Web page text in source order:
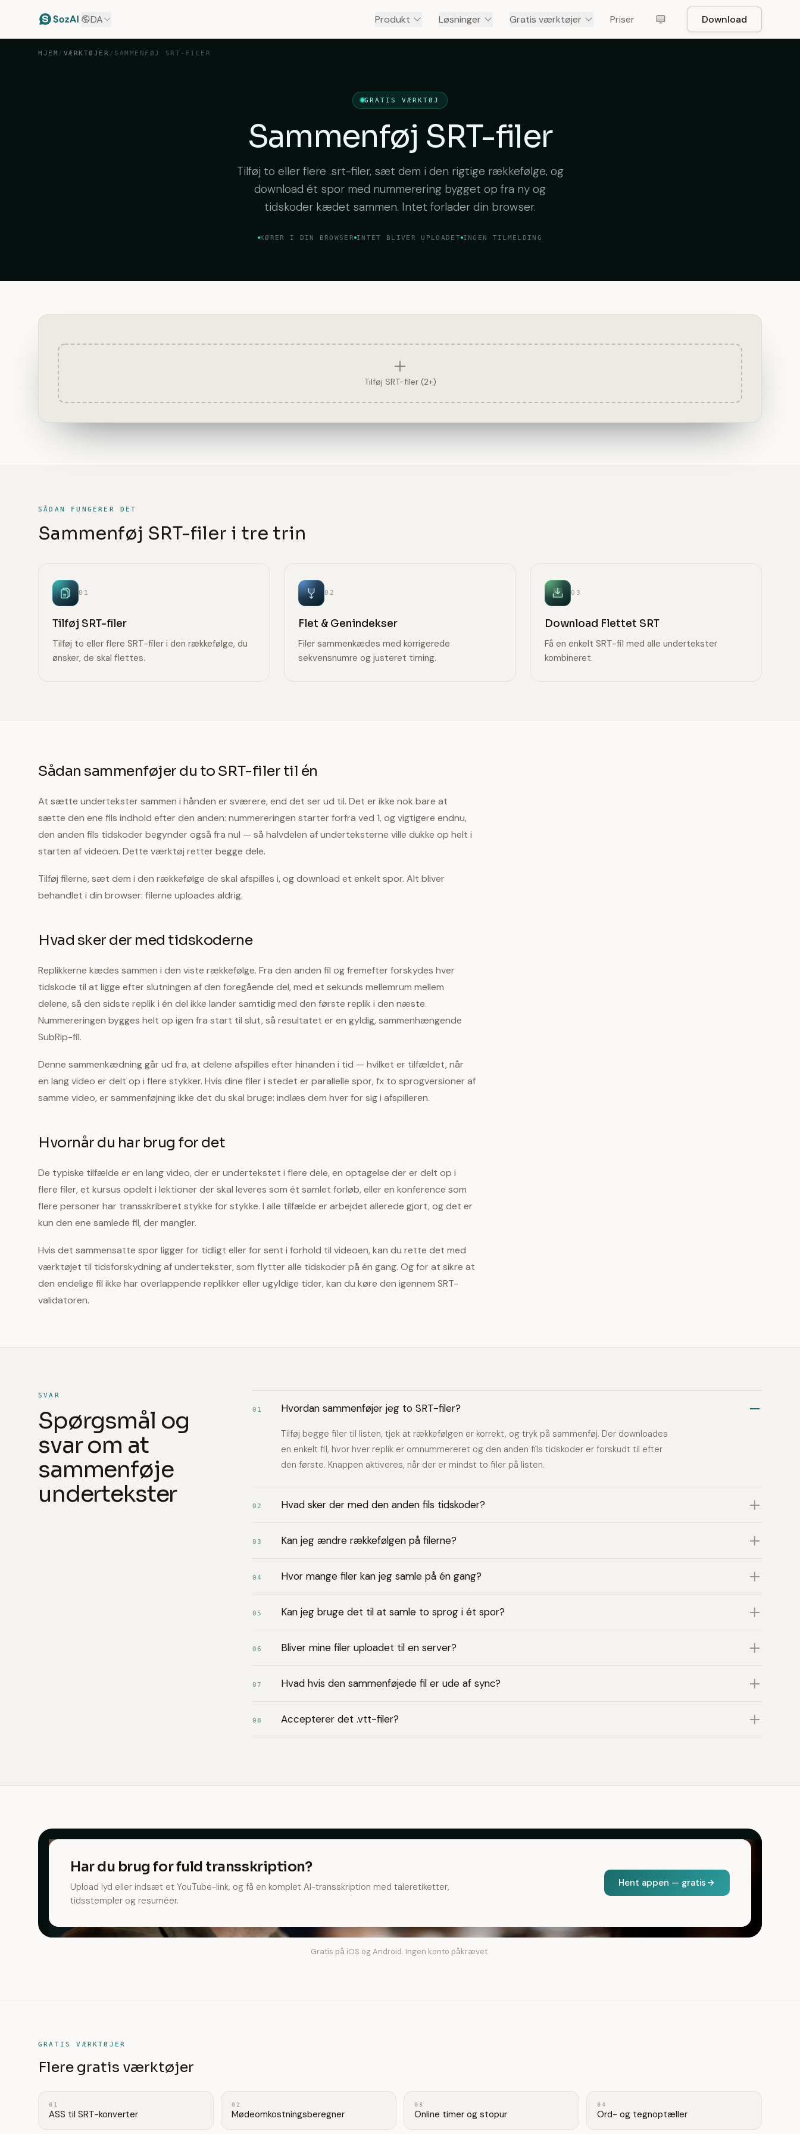
DA Produkt Løsninger Gratis værktøjer Priser Download
HJEM / VÆRKTØJER / SAMMENFØJ SRT-FILER
GRATIS VÆRKTØJ
Sammenføj SRT-filer
Tilføj to eller flere .srt-filer, sæt dem i den rigtige rækkefølge, og
download ét spor med nummerering bygget op fra ny og
tidskoder kædet sammen. Intet forlader din browser.
KØRER I DIN BROWSER INTET BLIVER UPLOADET INGEN TILMELDING
Tilføj SRT-filer (2+)
SÅDAN FUNGERER DET
Sammenføj SRT-filer i tre trin
01
Tilføj SRT-filer
Tilføj to eller flere SRT-filer i den rækkefølge, du
ønsker, de skal flettes.
02
Flet & Genindekser
Filer sammenkædes med korrigerede
sekvensnumre og justeret timing.
03
Download Flettet SRT
Få en enkelt SRT-fil med alle undertekster
kombineret.
Sådan sammenføjer du to SRT-filer til én
At sætte undertekster sammen i hånden er sværere, end det ser ud til. Det er ikke nok bare at
sætte den ene fils indhold efter den anden: nummereringen starter forfra ved 1, og vigtigere endnu,
den anden fils tidskoder begynder også fra nul — så halvdelen af underteksterne ville dukke op helt i
starten af videoen. Dette værktøj retter begge dele.
Tilføj filerne, sæt dem i den rækkefølge de skal afspilles i, og download et enkelt spor. Alt bliver
behandlet i din browser: filerne uploades aldrig.
Hvad sker der med tidskoderne
Replikkerne kædes sammen i den viste rækkefølge. Fra den anden fil og fremefter forskydes hver
tidskode til at ligge efter slutningen af den foregående del, med et sekunds mellemrum mellem
delene, så den sidste replik i én del ikke lander samtidig med den første replik i den næste.
Nummereringen bygges helt op igen fra start til slut, så resultatet er en gyldig, sammenhængende
SubRip-fil.
Denne sammenkædning går ud fra, at delene afspilles efter hinanden i tid — hvilket er tilfældet, når
en lang video er delt op i flere stykker. Hvis dine filer i stedet er parallelle spor, fx to sprogversioner af
samme video, er sammenføjning ikke det du skal bruge: indlæs dem hver for sig i afspilleren.
Hvornår du har brug for det
De typiske tilfælde er en lang video, der er undertekstet i flere dele, en optagelse der er delt op i
flere filer, et kursus opdelt i lektioner der skal leveres som ét samlet forløb, eller en konference som
flere personer har transskriberet stykke for stykke. I alle tilfælde er arbejdet allerede gjort, og det er
kun den ene samlede fil, der mangler.
Hvis det sammensatte spor ligger for tidligt eller for sent i forhold til videoen, kan du rette det med
værktøjet til tidsforskydning af undertekster, som flytter alle tidskoder på én gang. Og for at sikre at
den endelige fil ikke har overlappende replikker eller ugyldige tider, kan du køre den igennem SRT-
validatoren.
SVAR
Spørgsmål og
svar om at
sammenføje
undertekster
01 Hvordan sammenføjer jeg to SRT-filer?
Tilføj begge filer til listen, tjek at rækkefølgen er korrekt, og tryk på sammenføj. Der downloades
en enkelt fil, hvor hver replik er omnummereret og den anden fils tidskoder er forskudt til efter
den første. Knappen aktiveres, når der er mindst to filer på listen.
02 Hvad sker der med den anden fils tidskoder?
03 Kan jeg ændre rækkefølgen på filerne?
04 Hvor mange filer kan jeg samle på én gang?
05 Kan jeg bruge det til at samle to sprog i ét spor?
06 Bliver mine filer uploadet til en server?
07 Hvad hvis den sammenføjede fil er ude af sync?
08 Accepterer det .vtt-filer?
Har du brug for fuld transskription?
Upload lyd eller indsæt et YouTube-link, og få en komplet AI-transskription med taleretiketter,
tidsstempler og resuméer.
Hent appen — gratis
Gratis på iOS og Android. Ingen konto påkrævet.
GRATIS VÆRKTØJER
Flere gratis værktøjer
01
ASS til SRT-konverter
02
Mødeomkostningsberegner
03
Online timer og stopur
04
Ord- og tegnoptæller